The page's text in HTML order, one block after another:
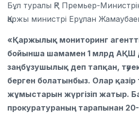
Бұл туралы ҚР Премьер-
Қаржы министрі Ерұлан
«Қаржылық мониторинг
бойынша шамамен 1 млрд АҚШ
заңбұзушылық деп тапқан,
берген болатынбыз. Олар қазір
жұмыстарын жүргізіп жатыр.
прокуратураның тарапынан